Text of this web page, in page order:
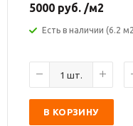
5000 руб. /м2
Есть в наличии (6.2
В КОРЗИНУ